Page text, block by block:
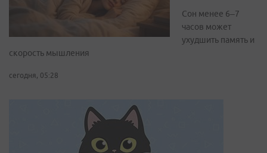
Сон менее 6–7
часов может
ухудшить память и
скорость мышления
сегодня, 05:28